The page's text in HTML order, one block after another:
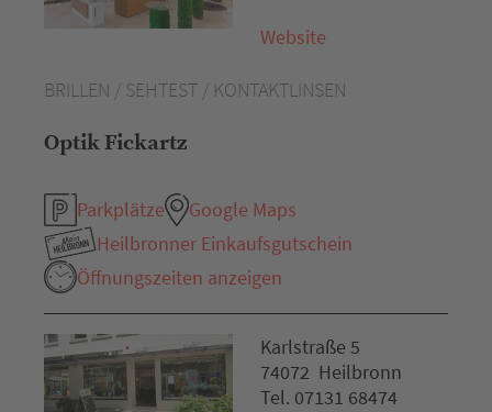
BRILLEN / SEHTEST / KONTAKTLINSEN
Optik Fickartz
Parkplätze
Google Maps
Heilbronner Einkaufsgutschein
Öffnungszeiten anzeigen
Website
Karlstraße 5
74072 Heilbronn
Tel. 07131 68474